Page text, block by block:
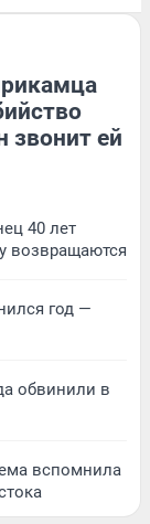
звонит ей
40 лет
возвращаются
год —
обвинили в
вспомнила